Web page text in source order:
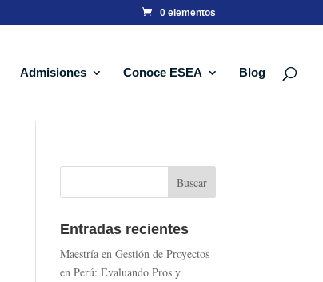
0 elementos
Admisiones Conoce ESEA Blog
Entradas recientes
Maestría en Gestión de Proyectos
en Perú: Evaluando Pros y